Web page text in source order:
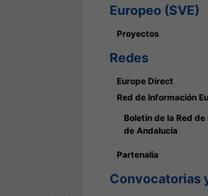
Europeo (SVE)
Proyectos
Redes
Europe Direct
Red de Información
Boletín de la Red
de Andalucía
Partenalia
Convocatorias